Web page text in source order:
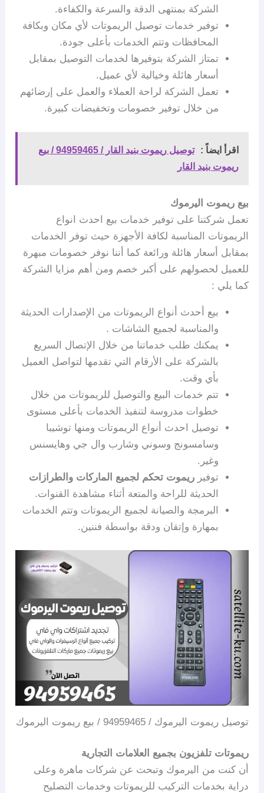
الشركة بمنتهى الدقة والسرعة والكفاءة.
توفير خدمات توصيل الريموتات لأي مكان وبكافة
المحافظات وتتم الخدمات بأعلى جودة.
تمتاز الشركة بتوفيرها لخدمات التوصيل بمقابل
أسعار هائلة وخيالية لأي عميل.
تعمل الشركة لراحة العملاء والعمل على إرضائهم
من خلال توفير خصومات وتخفيضات كبيرة.
اقرأ ايضاً :
توصيل ريموت بنيد القار / 94959465 / بيع
ريموت بنيد القار
بيع ريموت اليرموك
تعمل شركتنا على توفير خدمات بيع احدث انواع
الريموتات المناسبة لكافة الأجهزة حيث توفر الخدمات
بمقابل أسعار هائلة ورائعة كما أننا نوفر خصومات مبهرة
للعميل لحصولهم على أكبر خصم ومن أهم مزايا الشركة
كما يلي :
بيع أحدث أنواع الريموتات من الإصدارات الحديثة
والمناسبة لجميع الشاشات .
يمكنك طلب خدماتنا من خلال الإتصال السريع
بالشركة على الأرقام التي تقدمها لتواصل العميل
بأي وقت.
تتم خدمات البيع والتوصيل للريموتات من خلال
خطوات مدروسة لتنفيذ الخدمات بأعلى مستوى
توصيل احدث أنواع الريموتات ومنها توشيبا
وسامسونج وسوني وشارب وال جي وهايسنس
وغير.
توفيرريموت تحكم لجميع الماركات والطرازات
الحديثة للراحة والمتعة أثناء مشاهدة القنوات.
البرمجة والصيانة لجميع الريموتات وتتم الخدمات
بمهارة وإتقان ودقة بواسطة فننين.
توصيل ريموت اليرموك / 94959465 / بيع ريموت اليرموك
ريموتات تلفزيون بجميع العلامات التجارية
أن كنت من اليرموك وتبحث عن شركات ماهرة وعلى
دراية بخدمات التركيب للريموتات وخدمات التصليح